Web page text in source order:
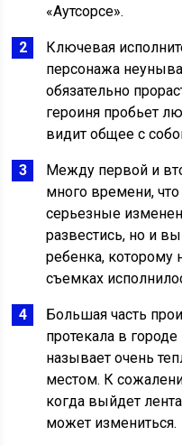
«Аутсорсе».
Ключевая
персонажа
обязательно
героиня пробьет
видит общее с
Между первой и
много времени,
серьезные
развестись, но и
ребенка, которому
съемках
Большая часть
протекала в
называет очень
местом. К
когда выйдет
может измениться.